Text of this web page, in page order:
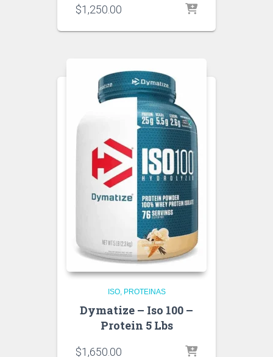
$1,250.00
ISO PROTEINAS
Dymatize – Iso 100 –
Protein 5 Lbs
$1,650.00